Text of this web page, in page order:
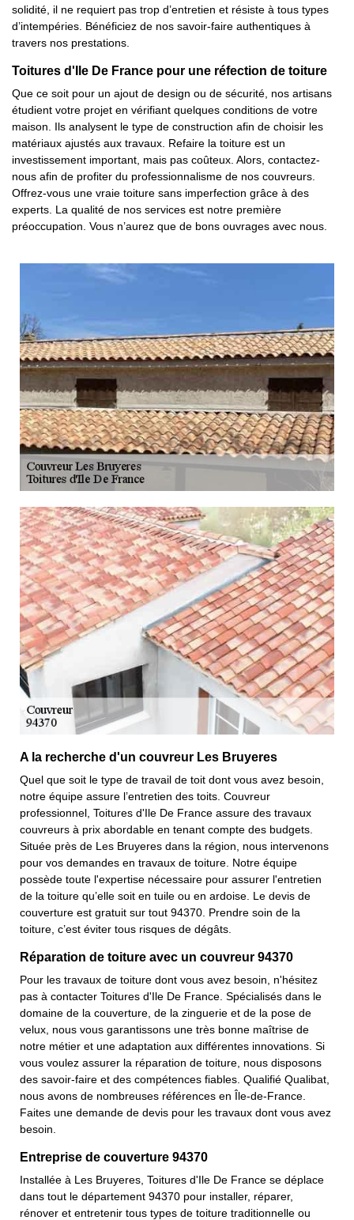
solidité, il ne requiert pas trop d’entretien et résiste à tous types
d’intempéries. Bénéficiez de nos savoir-faire authentiques à
travers nos prestations.
Toitures d'Ile De France pour une réfection de toiture
Que ce soit pour un ajout de design ou de sécurité, nos artisans
étudient votre projet en vérifiant quelques conditions de votre
maison. Ils analysent le type de construction afin de choisir les
matériaux ajustés aux travaux. Refaire la toiture est un
investissement important, mais pas coûteux. Alors, contactez-
nous afin de profiter du professionnalisme de nos couvreurs.
Offrez-vous une vraie toiture sans imperfection grâce à des
experts. La qualité de nos services est notre première
préoccupation. Vous n’aurez que de bons ouvrages avec nous.
A la recherche d'un couvreur Les Bruyeres
Quel que soit le type de travail de toit dont vous avez besoin,
notre équipe assure l’entretien des toits. Couvreur
professionnel, Toitures d'Ile De France assure des travaux
couvreurs à prix abordable en tenant compte des budgets.
Située près de Les Bruyeres dans la région, nous intervenons
pour vos demandes en travaux de toiture. Notre équipe
possède toute l'expertise nécessaire pour assurer l'entretien
de la toiture qu’elle soit en tuile ou en ardoise. Le devis de
couverture est gratuit sur tout 94370. Prendre soin de la
toiture, c’est éviter tous risques de dégâts.
Réparation de toiture avec un couvreur 94370
Pour les travaux de toiture dont vous avez besoin, n'hésitez
pas à contacter Toitures d'Ile De France. Spécialisés dans le
domaine de la couverture, de la zinguerie et de la pose de
velux, nous vous garantissons une très bonne maîtrise de
notre métier et une adaptation aux différentes innovations. Si
vous voulez assurer la réparation de toiture, nous disposons
des savoir-faire et des compétences fiables. Qualifié Qualibat,
nous avons de nombreuses références en Île-de-France.
Faites une demande de devis pour les travaux dont vous avez
besoin.
Entreprise de couverture 94370
Installée à Les Bruyeres, Toitures d'Ile De France se déplace
dans tout le département 94370 pour installer, réparer,
rénover et entretenir tous types de toiture traditionnelle ou